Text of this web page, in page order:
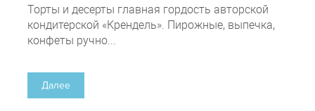
Торты и десерты главная гордость авторской
кондитерской «Крендель». Пирожные, выпечка,
конфеты ручно...
Далее